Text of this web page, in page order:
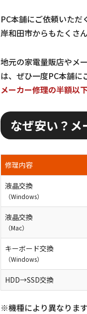
PC本舗にご依頼いただ
岸和田市からもたくさ
地元の家電量販店やメ
は、ぜひ一度PC本舗に
メーカー修理の半額以
なぜ安い？メ
修理内容
液晶交換
（Windows）
液晶交換
（Mac）
キーボード交換
（Windows）
HDD→SSD交換
※機種により異なります